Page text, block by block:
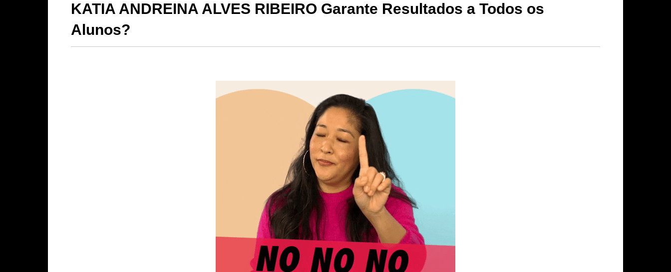
KATIA ANDREINA ALVES RIBEIRO Garante Resultados a Todos os
Alunos?